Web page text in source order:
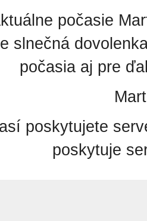
počasie
slnečná
počasia aj pre
poskytujete
poskytuje